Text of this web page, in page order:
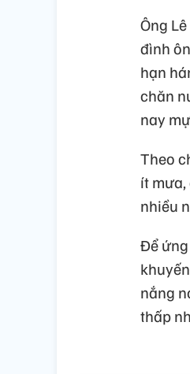
Ông
đình
hạn
chăn
nay
Theo
ít
nhiều
Để
nắng
thấp